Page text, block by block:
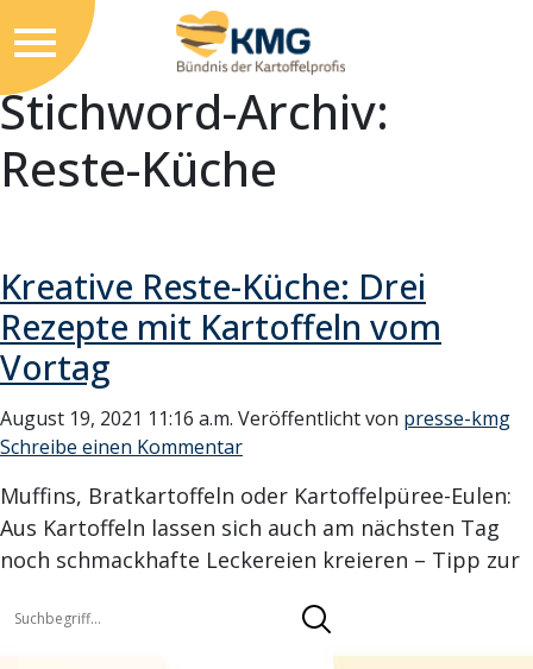
Stichword-Archiv:
Reste-Küche
Kreative Reste-Küche: Drei
Rezepte mit Kartoffeln vom
Vortag
August 19, 2021 11:16 a.m. Veröffentlicht von presse-kmg
Schreibe einen Kommentar
Muffins, Bratkartoffeln oder Kartoffelpüree-Eulen:
Aus Kartoffeln lassen sich auch am nächsten Tag
noch schmackhafte Leckereien kreieren – Tipp zur